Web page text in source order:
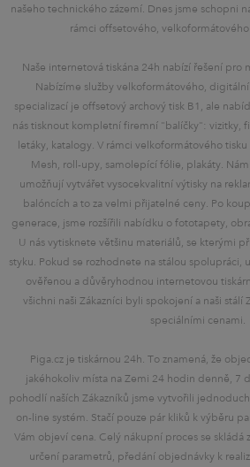
našeho technického zázemí. Dnes jsme schopni
rámci offsetového, velkoformátového
Naše internetová tiskána 24h nabízí řešení pro
Nabízíme služby velkoformátového,
specializací je offsetový archový tisk B1, ale
nás tisknout kompletní firemní "balíčky": vizitky,
letáky, katalogy. V rámci velkoformátového
Mesh, roll-upy, samolepící fólie, plakáty.
umožňují vytvářet vysocekvalitní výtisky na
balóncích a to za velmi přijatelné ceny. Po
generace, jsme rozšířili nabídku o fototapety,
U nás vytisknete většinu materiálů, se kterými
styku. Pokud se rozhodnete na stálou spolupráci,
ověřenou a důvěryhodnou internetovou
všichni naši Zákazníci byli spokojení a naši stálí
speciálními cenami.
Piga.cz je tiskárnou 24h. To znamená, že
jakéhokoliv místa na Zemi 24 hodin denně, 7
pohodlí naších Zákazníků jsme vytvořili
on-line systém. Stačí pouze pár kliků k výběru
Vám objeví cena. Celý nákupní proces se skládá
určení parametrů, předání objednávky k